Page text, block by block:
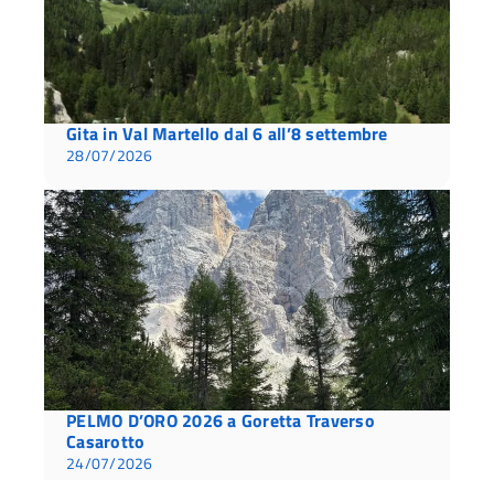
Gita in Val Martello dal 6 all’8 settembre
28/07/2026
PELMO D’ORO 2026 a Goretta Traverso
Casarotto
24/07/2026